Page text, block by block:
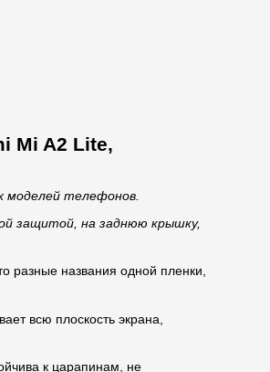
Mi A2 Lite,
моделей телефонов.
защитой, на заднюю крышку,
разные названия одной пленки,
всю плоскость экрана,
к царапинам, не